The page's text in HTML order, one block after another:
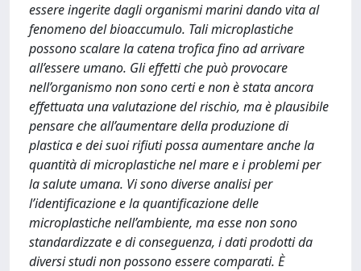
essere ingerite dagli organismi marini dando vita al
fenomeno del bioaccumulo. Tali microplastiche
possono scalare la catena trofica fino ad arrivare
all’essere umano. Gli effetti che può provocare
nell’organismo non sono certi e non è stata ancora
effettuata una valutazione del rischio, ma è plausibile
pensare che all’aumentare della produzione di
plastica e dei suoi rifiuti possa aumentare anche la
quantità di microplastiche nel mare e i problemi per
la salute umana. Vi sono diverse analisi per
l’identificazione e la quantificazione delle
microplastiche nell’ambiente, ma esse non sono
standardizzate e di conseguenza, i dati prodotti da
diversi studi non possono essere comparati. È